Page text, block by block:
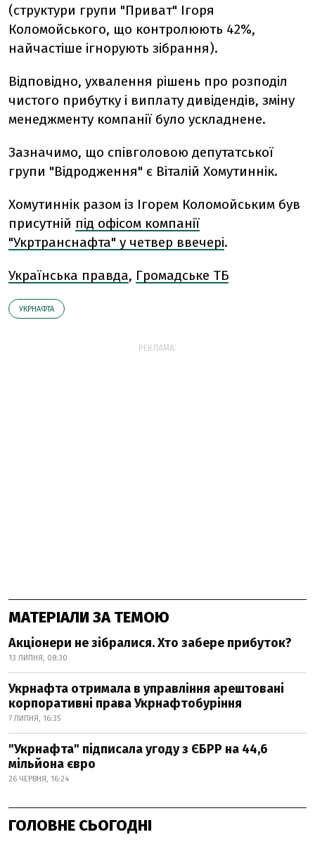
(структури групи "Приват" Ігоря
Коломойського, що контролюють 42%,
найчастіше ігнорують зібрання).
Відповідно, ухвалення рішень про розподіл
чистого прибутку і виплату дивідендів, зміну
менеджменту компанії було ускладнене.
Зазначимо, що співголовою депутатської
групи "Відродження" є Віталій Хомутиннік.
Хомутиннік разом із Ігорем Коломойським був
присутній під офісом компанії
"Укртранснафта" у четвер ввечері.
Українська правда, Громадське ТБ
УКРНАФТА
РЕКЛАМА:
МАТЕРІАЛИ ЗА ТЕМОЮ
Акціонери не зібралися. Хто забере прибуток?
13 ЛИПНЯ, 08:30
Укрнафта отримала в управління арештовані
корпоративні права Укрнафтобуріння
7 ЛИПНЯ, 16:35
"Укрнафта" підписала угоду з ЄБРР на 44,6
мільйона євро
26 ЧЕРВНЯ, 16:24
ГОЛОВНЕ СЬОГОДНІ